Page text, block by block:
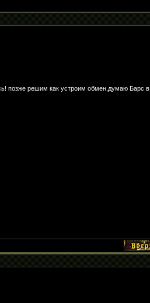
позже решим как устроим обмен,думаю Барс в